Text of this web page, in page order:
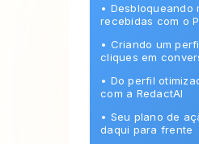
• Desbloqueando
recebidas com o
• Criando um
cliques em
• Do perfil
com a RedactAI
• Seu plano de
daqui para frente